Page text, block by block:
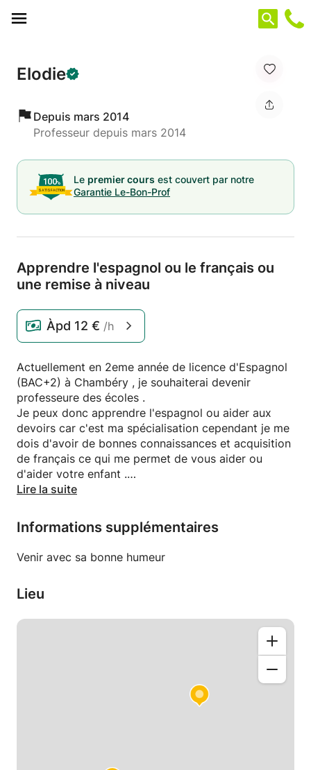
Elodie
Depuis mars 2014
Professeur depuis mars 2014
Le premier cours est couvert par notre
Garantie Le-Bon-Prof
Apprendre l'espagnol ou le français ou
une remise à niveau
Àpd 12 € /h
Actuellement en 2eme année de licence d'Espagnol
(BAC+2) à Chambéry , je souhaiterai devenir
professeure des écoles .
Je peux donc apprendre l'espagnol ou aider aux
devoirs car c'est ma spécialisation cependant je me
dois d'avoir de bonnes connaissances et acquisition
de français ce qui me permet de vous aider ou
d'aider votre enfant .
Etant donné que je garde des enfants de niveaux
adultes .
Je peux me déplacer , plutôt la semaine sur
Chambéry et le week end sur Cluses
Lire la suite
Informations supplémentaires
Venir avec sa bonne humeur
Lieu